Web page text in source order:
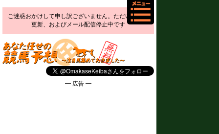
ご迷惑おかけして申し訳ございません。ただいま予想
更新、およびメール配信停止中です
━ 広告 ━